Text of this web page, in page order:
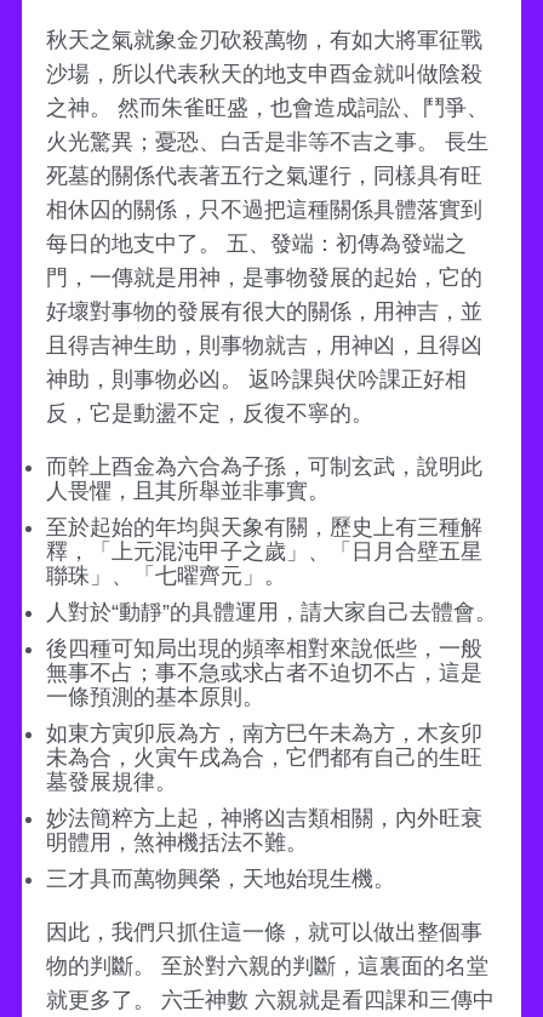
秋天之氣就象金刃砍殺萬物，有如大將軍征戰
沙場，所以代表秋天的地支申酉金就叫做陰殺
之神。 然而朱雀旺盛，也會造成詞訟、鬥爭、
火光驚異；憂恐、白舌是非等不吉之事。 長生
死墓的關係代表著五行之氣運行，同樣具有旺
相休囚的關係，只不過把這種關係具體落實到
每日的地支中了。 五、發端：初傳為發端之
門，一傳就是用神，是事物發展的起始，它的
好壞對事物的發展有很大的關係，用神吉，並
且得吉神生助，則事物就吉，用神凶，且得凶
神助，則事物必凶。 返吟課與伏吟課正好相
反，它是動盪不定，反復不寧的。
而幹上酉金為六合為子孫，可制玄武，說明此
人畏懼，且其所舉並非事實。
至於起始的年均與天象有關，歷史上有三種解
釋，「上元混沌甲子之歲」、「日月合壁五星
聯珠」、「七曜齊元」。
人對於“動靜”的具體運用，請大家自己去體會。
後四種可知局出現的頻率相對來說低些，一般
無事不占；事不急或求占者不迫切不占，這是
一條預測的基本原則。
如東方寅卯辰為方，南方巳午未為方，木亥卯
未為合，火寅午戌為合，它們都有自己的生旺
墓發展規律。
妙法簡粹方上起，神將凶吉類相關，內外旺衰
明體用，煞神機括法不難。
三才具而萬物興榮，天地始現生機。
因此，我們只抓住這一條，就可以做出整個事
物的判斷。 至於對六親的判斷，這裏面的名堂
就更多了。 六壬神數 六親就是看四課和三傳中